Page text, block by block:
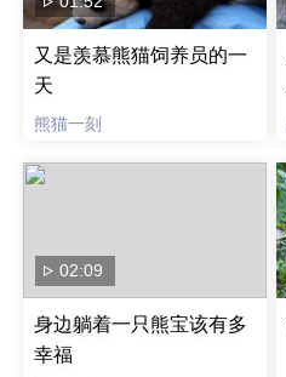
又是羡慕熊猫饲养员的一
天
熊猫一刻
02:09
身边躺着一只熊宝该有多
幸福